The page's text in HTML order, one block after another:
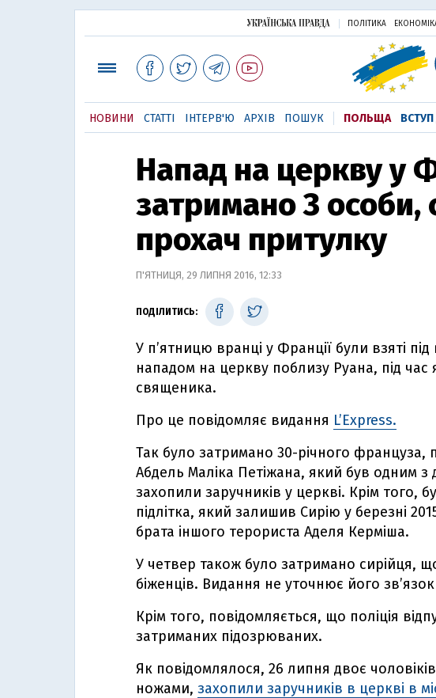
ПОЛІТИКА
НОВИНИ СТАТТІ ІНТЕРВ'Ю АРХІВ ПОШУК ПОЛЬЩА
Напад на церкву у
затримано 3 особи,
прохач притулку
П'ЯТНИЦЯ, 29 ЛИПНЯ 2016, 12:33
ПОДІЛИТИСЬ:
У п’ятницю вранці у Франції були взяті
нападом на церкву поблизу Руана, під час
священика.
Про це повідомляє видання L’Express.
Так було затримано 30-річного француза,
Абдель Маліка Петіжана, який був одним з
захопили заручників у церкві. Крім того,
підлітка, який залишив Сирію у березні
брата іншого терориста Аделя Керміша.
У четвер також було затримано сирійця,
біженців. Видання не уточнює його
Крім того, повідомляється, що поліція
затриманих підозрюваних.
Як повідомлялося, 26 липня двоє
ножами, захопили заручників в церкві в